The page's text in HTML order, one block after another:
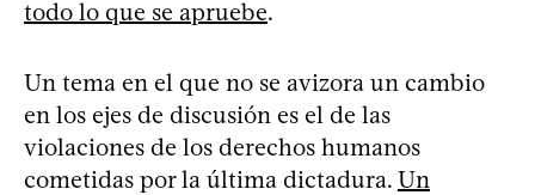
todo lo que se apruebe.
Un tema en el que no se avizora un cambio
en los ejes de discusión es el de las
violaciones de los derechos humanos
cometidas por la última dictadura. Un